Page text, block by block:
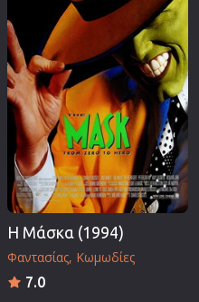
Η Μάσκα (1994)
Φαντασίας Κωμωδίες
7.0